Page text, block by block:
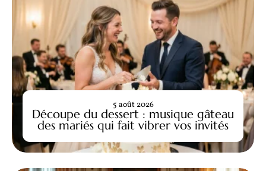
Découpe du dessert : musique gâteau
des mariés qui fait vibrer vos invités
5 août 2026